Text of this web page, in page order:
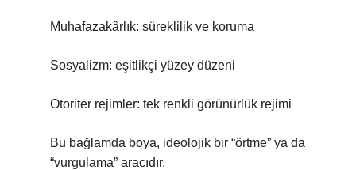
Muhafazakârlık: süreklilik ve koruma
Sosyalizm: eşitlikçi yüzey düzeni
Otoriter rejimler: tek renkli görünürlük rejimi
Bu bağlamda boya, ideolojik bir “örtme” ya da
“vurgulama” aracıdır.